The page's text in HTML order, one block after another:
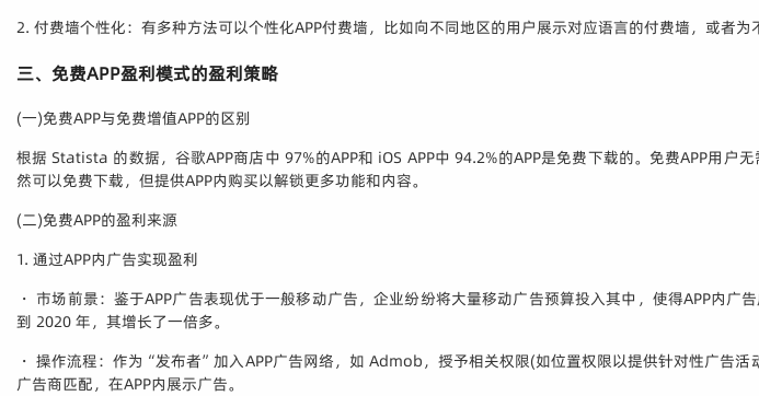
2. 付费墙个性化：有多种方法可以个性化APP付费墙，比如向不同地区的用户展示对应语言的付费墙，或者
三、免费APP盈利模式的盈利策略
(一)免费APP与免费增值APP的区别
根据 Statista 的数据，谷歌APP商店中 97%的APP和 iOS APP中 94.2%的APP是免费下载的。免费APP用
然可以免费下载，但提供APP内购买以解锁更多功能和内容。
(二)免费APP的盈利来源
1. 通过APP内广告实现盈利
・ 市场前景：鉴于APP广告表现优于一般移动广告，企业纷纷将大量移动广告预算投入其中，使得APP内
到 2020 年，其增长了一倍多。
・ 操作流程：作为“发布者”加入APP广告网络，如 Admob，授予相关权限(如位置权限以提供针对性广告
广告商匹配，在APP内展示广告。